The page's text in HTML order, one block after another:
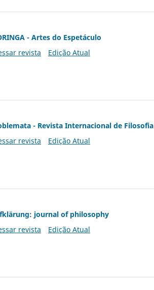
- Artes do Espetáculo
revista
Edição Atual
- Revista Internacional de Filosofia
revista
Edição Atual
journal of philosophy
revista
Edição Atual